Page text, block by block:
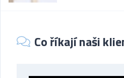
Co říkají naši